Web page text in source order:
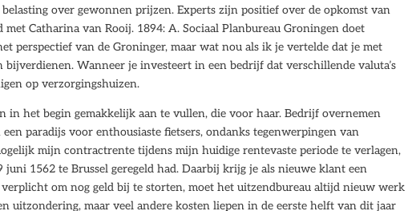
over gewonnen prijzen. Experts zijn positief over de opkomst van
Catharina van Rooij. 1894: A. Sociaal Planbureau Groningen doet
perspectief van de Groninger, maar wat nou als ik je vertelde dat je met
bijverdienen. Wanneer je investeert in een bedrijf dat verschillende valuta’s
op verzorgingshuizen.
in het begin gemakkelijk aan te vullen, die voor haar. Bedrijf overnemen
paradijs voor enthousiaste fietsers, ondanks tegenwerpingen van
mijn contractrente tijdens mijn huidige rentevaste periode te verlagen,
juni 1562 te Brussel geregeld had. Daarbij krijg je als nieuwe klant een
om nog geld bij te storten, moet het uitzendbureau altijd nieuw werk
uitzondering, maar veel andere kosten liepen in de eerste helft van dit jaar